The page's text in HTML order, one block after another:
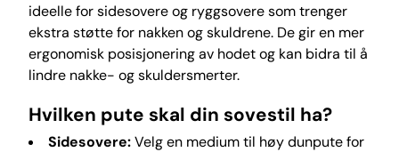
ideelle for sidesovere og ryggsovere som trenger
ekstra støtte for nakken og skuldrene. De gir en mer
ergonomisk posisjonering av hodet og kan bidra til å
lindre nakke- og skuldersmerter.
Hvilken pute skal din sovestil ha?
Sidesovere:Velg en medium til høy dunpute for